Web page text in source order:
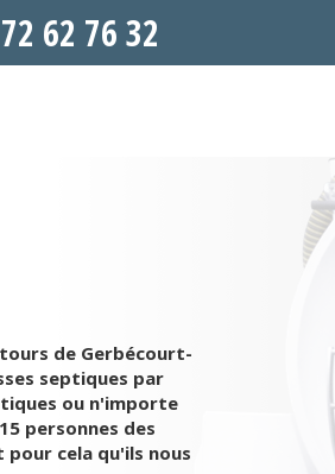
62 76 32
de Gerbécourt-
septiques par
ou n'importe
personnes des
cela qu'ils nous